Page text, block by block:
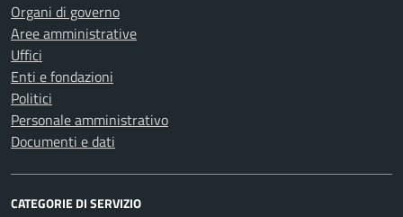
Organi di governo
Aree amministrative
Uffici
Enti e fondazioni
Politici
Personale amministrativo
Documenti e dati
CATEGORIE DI SERVIZIO